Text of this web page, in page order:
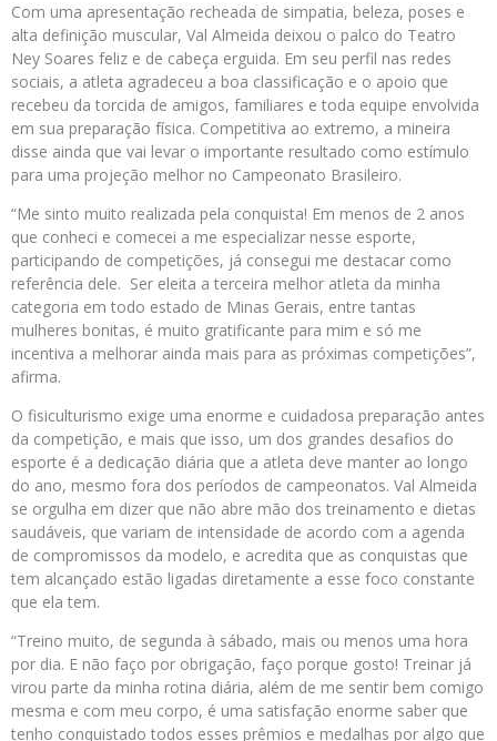
Com uma apresentação recheada de simpatia, beleza, poses e
alta definição muscular, Val Almeida deixou o palco do Teatro
Ney Soares feliz e de cabeça erguida. Em seu perfil nas redes
sociais, a atleta agradeceu a boa classificação e o apoio que
recebeu da torcida de amigos, familiares e toda equipe envolvida
em sua preparação física. Competitiva ao extremo, a mineira
disse ainda que vai levar o importante resultado como estímulo
para uma projeção melhor no Campeonato Brasileiro.
“Me sinto muito realizada pela conquista! Em menos de 2 anos
que conheci e comecei a me especializar nesse esporte,
participando de competições, já consegui me destacar como
referência dele. Ser eleita a terceira melhor atleta da minha
categoria em todo estado de Minas Gerais, entre tantas
mulheres bonitas, é muito gratificante para mim e só me
incentiva a melhorar ainda mais para as próximas competições”,
afirma.
O fisiculturismo exige uma enorme e cuidadosa preparação antes
da competição, e mais que isso, um dos grandes desafios do
esporte é a dedicação diária que a atleta deve manter ao longo
do ano, mesmo fora dos períodos de campeonatos. Val Almeida
se orgulha em dizer que não abre mão dos treinamento e dietas
saudáveis, que variam de intensidade de acordo com a agenda
de compromissos da modelo, e acredita que as conquistas que
tem alcançado estão ligadas diretamente a esse foco constante
que ela tem.
“Treino muito, de segunda à sábado, mais ou menos uma hora
por dia. E não faço por obrigação, faço porque gosto! Treinar já
virou parte da minha rotina diária, além de me sentir bem comigo
mesma e com meu corpo, é uma satisfação enorme saber que
tenho conquistado todos esses prêmios e medalhas por algo que